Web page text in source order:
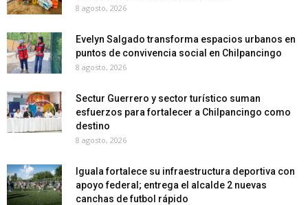
8 agosto, 2026
Evelyn Salgado transforma espacios urbanos en
puntos de convivencia social en Chilpancingo
8 agosto, 2026
Sectur Guerrero y sector turístico suman
esfuerzos para fortalecer a Chilpancingo como
destino
8 agosto, 2026
Iguala fortalece su infraestructura deportiva con
apoyo federal; entrega el alcalde 2 nuevas
canchas de futbol rápido